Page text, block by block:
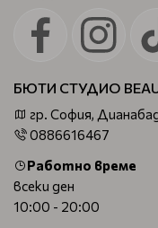
БЮТИ СТУДИО
гр. София,
0886616467
Работно време
всеки ден
10:00 - 20:00